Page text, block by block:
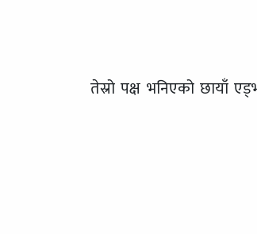
तेस्रो पक्ष भनिएको छायाँ